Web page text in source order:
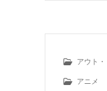
アウト
アニメ